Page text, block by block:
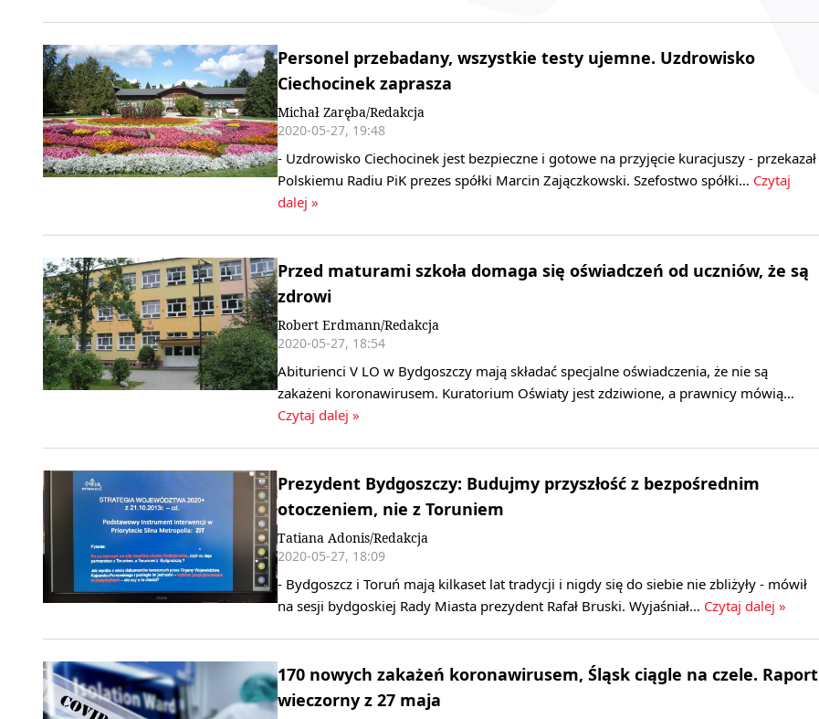
Personel przebadany, wszystkie testy ujemne. Uzdrowisko
Ciechocinek zaprasza
Michał Zaręba/Redakcja
2020-05-27, 19:48
- Uzdrowisko Ciechocinek jest bezpieczne i gotowe na przyjęcie kuracjuszy - przekazał
Polskiemu Radiu PiK prezes spółki Marcin Zajączkowski. Szefostwo spółki… Czytaj
dalej »
Przed maturami szkoła domaga się oświadczeń od uczniów, że są
zdrowi
Robert Erdmann/Redakcja
2020-05-27, 18:54
Abiturienci V LO w Bydgoszczy mają składać specjalne oświadczenia, że nie są
zakażeni koronawirusem. Kuratorium Oświaty jest zdziwione, a prawnicy mówią…
Czytaj dalej »
Prezydent Bydgoszczy: Budujmy przyszłość z bezpośrednim
otoczeniem, nie z Toruniem
Tatiana Adonis/Redakcja
2020-05-27, 18:09
- Bydgoszcz i Toruń mają kilkaset lat tradycji i nigdy się do siebie nie zbliżyły - mówił
na sesji bydgoskiej Rady Miasta prezydent Rafał Bruski. Wyjaśniał… Czytaj dalej »
170 nowych zakażeń koronawirusem, Śląsk ciągle na czele. Raport
wieczorny z 27 maja